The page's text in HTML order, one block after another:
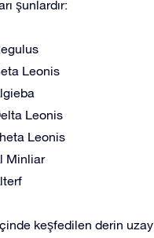
şunlardır:
Leonis
Leonis
Leonis
Minliar
keşfedilen derin uzay